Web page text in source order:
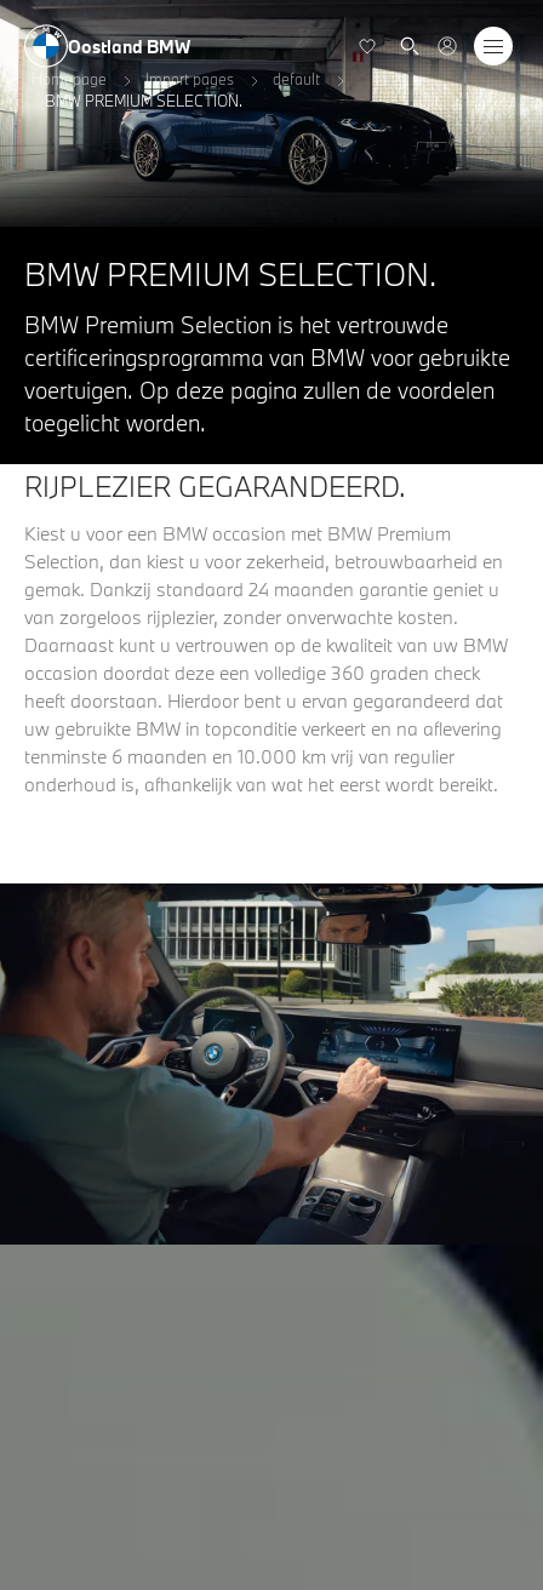
Oostland BMW
Homepage Import pages
default
BMW PREMIUM SELECTION.
BMW PREMIUM SELECTION.
BMW Premium Selection is het vertrouwde
certificeringsprogramma van BMW voor gebruikte
voertuigen. Op deze pagina zullen de voordelen
toegelicht worden.
RIJPLEZIER GEGARANDEERD.
Kiest u voor een BMW occasion met BMW Premium
Selection, dan kiest u voor zekerheid, betrouwbaarheid en
gemak. Dankzij standaard 24 maanden garantie geniet u
van zorgeloos rijplezier, zonder onverwachte kosten.
Daarnaast kunt u vertrouwen op de kwaliteit van uw BMW
occasion doordat deze een volledige 360 graden check
heeft doorstaan. Hierdoor bent u ervan gegarandeerd dat
uw gebruikte BMW in topconditie verkeert en na aflevering
tenminste 6 maanden en 10.000 km vrij van regulier
onderhoud is, afhankelijk van wat het eerst wordt bereikt.